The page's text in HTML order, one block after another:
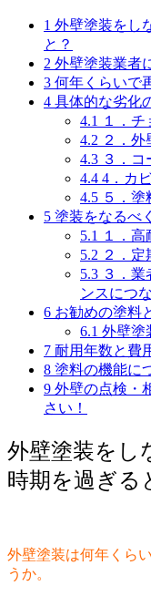
1 外壁塗装をし
と？
2 外壁塗装業者
3 何年くらいで
4 具体的な劣化
4.1
１．チ
4.2 ２．
4.3 ３．
4.4 4．カ
4.5 ５．
5 塗装をなるべ
5.1
１．
5.2 ２．
5.3 ３．
ンスにつ
6 お勧めの塗料
6.1 外壁塗
7 耐用年数と費
8 塗料の機能に
9 外壁の点検・
さい！
外壁塗装をし
時期を過ぎる
外壁塗装は何年くら
うか。